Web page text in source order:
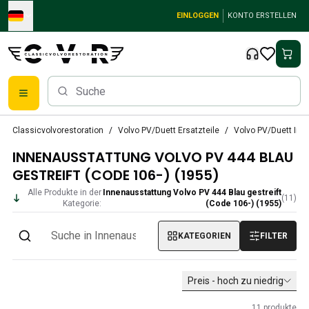
Skip to main content
EINLOGGEN KONTO ERSTELLEN
Volvo PV/Duett Ersatzteile
Volvo PV/Duett-Bremsanlage
Volvo PV/Duett Kraftstoff-/Auspuffanlage
Volvo PV/Duett Elektrische Ausrüstung
Volvo PV/Duett Vorderradaufhängung
Volvo PV/Duett InnenausstattungsErsatzteile
Classicvolvorestoration Volvo PV/Duett Ersatzteile Volvo PV/Duett
INNENAUSSTATTUNG VOLVO PV 444 BLAU
GESTREIFT (CODE 106-) (1955)
Alle Produkte in der
Kategorie:
Innenausstattung Volvo PV 444 Blau gestreift
(Code 106-) (1955)
(11 )
KATEGORIEN FILTER
Preis - hoch zu niedrig